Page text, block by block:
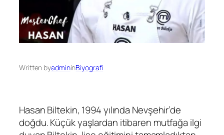
Written byadmininBiyografi
Hasan Biltekin, 1994 yılında Nevşehir’de
doğdu. Küçük yaşlardan itibaren mutfağa ilgi